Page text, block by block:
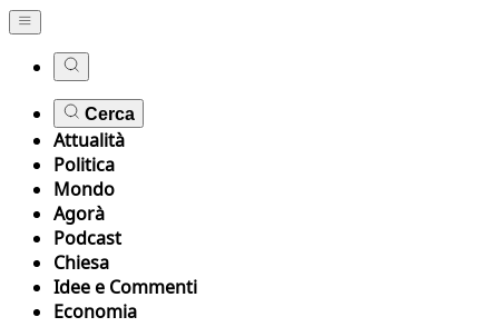
Cerca
Attualità
Politica
Mondo
Agorà
Podcast
Chiesa
Idee e Commenti
Economia